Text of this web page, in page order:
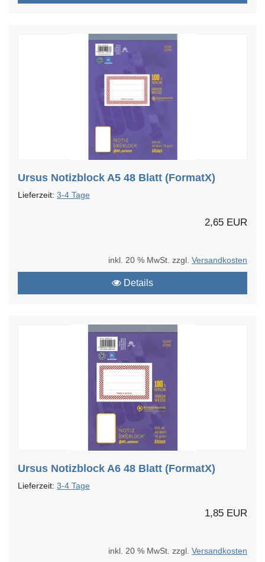
Ursus Notizblock A5 48 Blatt (FormatX)
Lieferzeit: 3-4 Tage
2,65 EUR
inkl. 20 % MwSt. zzgl. Versandkosten
Details
Ursus Notizblock A6 48 Blatt (FormatX)
Lieferzeit: 3-4 Tage
1,85 EUR
inkl. 20 % MwSt. zzgl. Versandkosten